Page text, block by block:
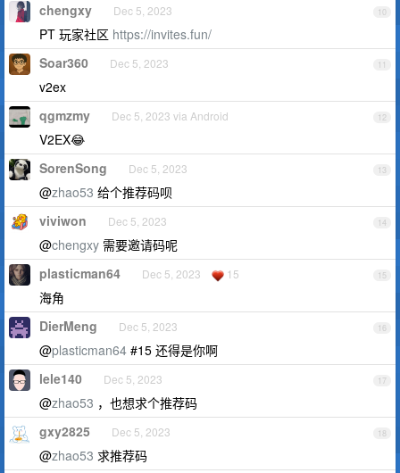
10
chengxy Dec 5, 2023
PT 玩家社区 https://invites.fun/
11
Soar360 Dec 5, 2023
v2ex
12
qgmzmy Dec 5, 2023 via Android
V2EX😂
13
SorenSong Dec 5, 2023
@zhao53 给个推荐码呗
14
viviwon Dec 5, 2023
@chengxy 需要邀请码呢
15
plasticman64 Dec 5, 2023 15
海角
16
DierMeng Dec 5, 2023
@plasticman64 #15 还得是你啊
17
lele140 Dec 5, 2023
@zhao53 ，也想求个推荐码
18
gxy2825 Dec 5, 2023
@zhao53 求推荐码